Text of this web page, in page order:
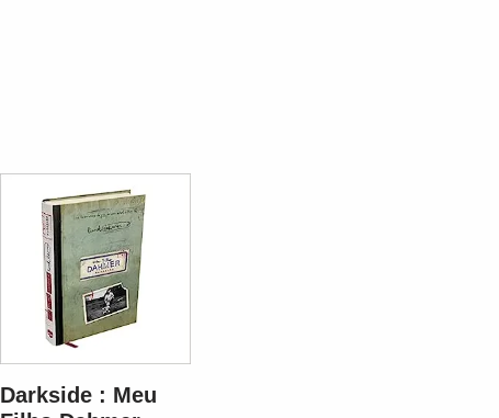
Darkside : Meu